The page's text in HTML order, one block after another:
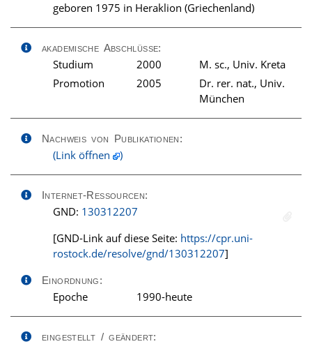
geboren 1975 in Heraklion (Griechenland)
akademische Abschlüsse:
Studium 2000
M. sc., Univ. Kreta
Promotion
2005
Dr. rer. nat., Univ.
München
Nachweis von Publikationen:
(Link öffnen )
Internet-Ressourcen:
GND: 130312207
[GND-Link auf diese Seite: https://cpr.uni-
rostock.de/resolve/gnd/130312207]
Einordnung:
Epoche 1990-heute
eingestellt / geändert: